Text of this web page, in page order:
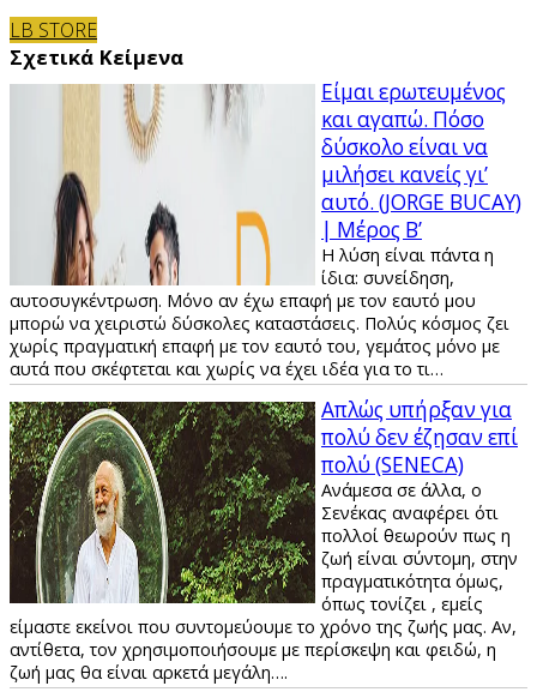
LB STORE
Σχετικά Κείμενα
Είμαι ερωτευμένος
και αγαπώ. Πόσο
δύσκολο είναι να
μιλήσει κανείς γι’
αυτό. (JORGE BUCAY)
| Μέρος Β’
Η λύση είναι πάντα η
ίδια: συνείδηση,
αυτοσυγκέντρωση. Mόνο αν έχω επαφή με τον εαυτό μου
μπορώ να χειριστώ δύσκολες καταστάσεις. Πολύς κόσμος ζει
χωρίς πραγματική επαφή με τον εαυτό του, γεμάτος μόνο με
αυτά που σκέφτεται και χωρίς να έχει ιδέα για το τι…
Απλώς υπήρξαν για
πολύ δεν έζησαν επί
πολύ (SENECA)
Ανάμεσα σε άλλα, ο
Σενέκας αναφέρει ότι
πολλοί θεωρούν πως η
ζωή είναι σύντομη, στην
πραγματικότητα όμως,
όπως τονίζει , εμείς
είμαστε εκείνοι που συντομεύουμε το χρόνο της ζωής μας. Αν,
αντίθετα, τον χρησιμοποιήσουμε με περίσκεψη και φειδώ, η
ζωή μας θα είναι αρκετά μεγάλη….